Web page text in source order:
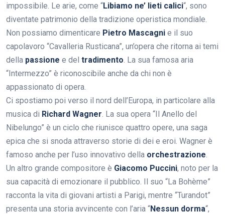
impossibile. Le arie, come “Libiamo ne’ lieti calici“, sono
diventate patrimonio della tradizione operistica mondiale.
Non possiamo dimenticare Pietro Mascagni e il suo
capolavoro “Cavalleria Rusticana”, un’opera che ritorna ai temi
della passione e del tradimento. La sua famosa aria
“Intermezzo” è riconoscibile anche da chi non è
appassionato di opera.
Ci spostiamo poi verso il nord dell’Europa, in particolare alla
musica di Richard Wagner. La sua opera “Il Anello del
Nibelungo” è un ciclo che riunisce quattro opere, una saga
epica che si snoda attraverso storie di dei e eroi. Wagner è
famoso anche per l’uso innovativo della orchestrazione.
Un altro grande compositore è Giacomo Puccini, noto per la
sua capacità di emozionare il pubblico. Il suo “La Bohème”
racconta la vita di giovani artisti a Parigi, mentre “Turandot”
presenta una storia avvincente con l’aria “Nessun dorma“,